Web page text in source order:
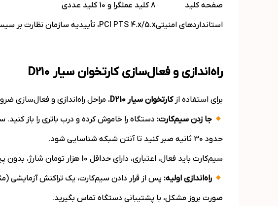
صفحه کلید
8 کلید عملگرا و 10 کلید عددی
استانداردهای امنیتیPCI PTS 4.x/5.x، تأییدیه سازمان نظارت بر سیستم‌های پرداخت بانک مرکزی و شرکت شاپرک
راه‌اندازی و فعال‌سازی کارتخوان سیار D210
برای استفاده ازکارتخوان سیارD210، مراحل راه‌اندازی و فعال‌سازی
جا زدن سیم‌کارت:
حدود 30 ثانیه صبر کنید تا آنتن شبکه شناسایی شود.
سیم‌کارت باید فعال، اعتباری، دارای حداقل 10 هزار تومان شارژ، بدون پین کد و با اندازه خشاب بزرگ باشد. همچنین از آنتن‌دهی مناسب در محل اطمینان حاصل کنید.
راه‌اندازی اولیه:
صورت بروز مشکل، با پشتیبانی دستگاه تماس بگیرید.